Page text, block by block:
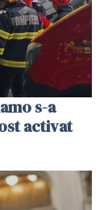
s-a
activat